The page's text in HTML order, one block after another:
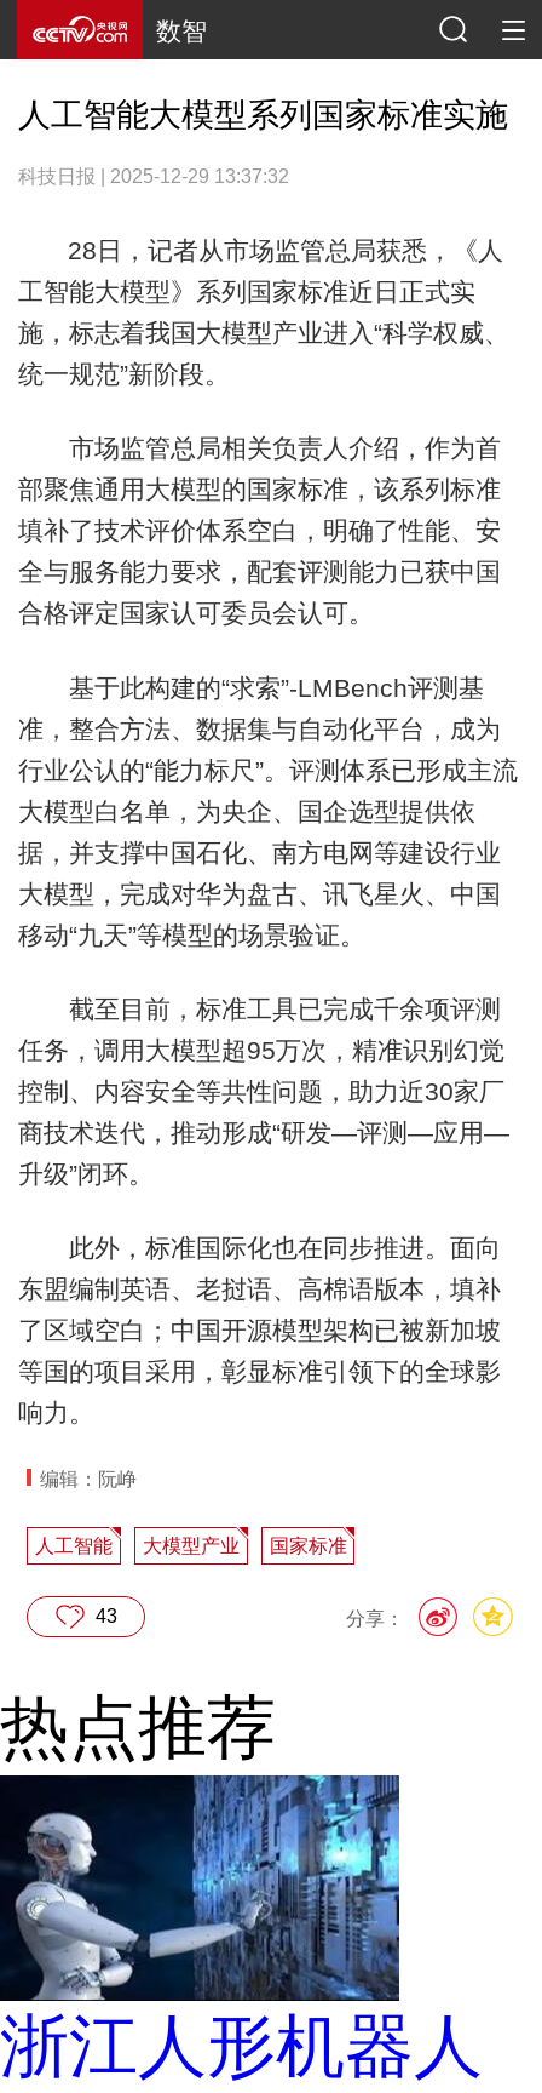
数智
人工智能大模型系列国家标准实施
科技日报 | 2025-12-29 13:37:32
28日，记者从市场监管总局获悉，《人
工智能大模型》系列国家标准近日正式实
施，标志着我国大模型产业进入“科学权威、
统一规范”新阶段。
市场监管总局相关负责人介绍，作为首
部聚焦通用大模型的国家标准，该系列标准
填补了技术评价体系空白，明确了性能、安
全与服务能力要求，配套评测能力已获中国
合格评定国家认可委员会认可。
基于此构建的“求索”-LMBench评测基
准，整合方法、数据集与自动化平台，成为
行业公认的“能力标尺”。评测体系已形成主流
大模型白名单，为央企、国企选型提供依
据，并支撑中国石化、南方电网等建设行业
大模型，完成对华为盘古、讯飞星火、中国
移动“九天”等模型的场景验证。
截至目前，标准工具已完成千余项评测
任务，调用大模型超95万次，精准识别幻觉
控制、内容安全等共性问题，助力近30家厂
商技术迭代，推动形成“研发—评测—应用—
升级”闭环。
此外，标准国际化也在同步推进。面向
东盟编制英语、老挝语、高棉语版本，填补
了区域空白；中国开源模型架构已被新加坡
等国的项目采用，彰显标准引领下的全球影
响力。
编辑：阮峥
人工智能 大模型产业 国家标准
分享：
43
热点推荐
浙江人形机器人